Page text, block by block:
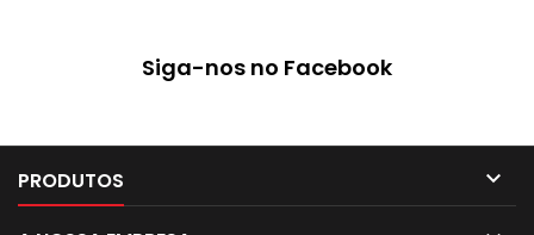
problemas. Um
Siga-nos no Facebook
PRODUTOS 